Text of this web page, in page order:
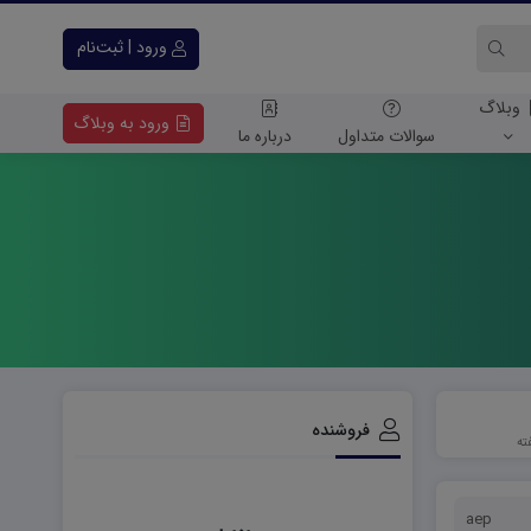
ورود | ثبت‌نام
وبلاگ
سوالات متداول درباره ما
ورود به وبلاگ
aep
فروشنده